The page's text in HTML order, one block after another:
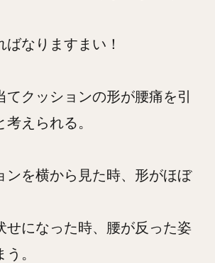
なりますまい！
てクッションの形が腰痛を引
えられる。
ンを横から見た時、形がほぼ
せになった時、腰が反った姿
。